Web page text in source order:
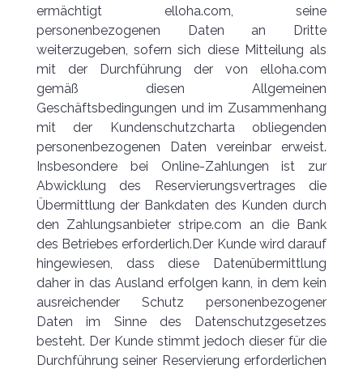
ermächtigt elloha.com, seine
personenbezogenen Daten an Dritte
weiterzugeben, sofern sich diese Mitteilung als
mit der Durchführung der von elloha.com
gemäß diesen Allgemeinen
Geschäftsbedingungen und im Zusammenhang
mit der Kundenschutzcharta obliegenden
personenbezogenen Daten vereinbar erweist.
Insbesondere bei Online-Zahlungen ist zur
Abwicklung des Reservierungsvertrages die
Übermittlung der Bankdaten des Kunden durch
den Zahlungsanbieter stripe.com an die Bank
des Betriebes erforderlich.Der Kunde wird darauf
hingewiesen, dass diese Datenübermittlung
daher in das Ausland erfolgen kann, in dem kein
ausreichender Schutz personenbezogener
Daten im Sinne des Datenschutzgesetzes
besteht. Der Kunde stimmt jedoch dieser für die
Durchführung seiner Reservierung erforderlichen